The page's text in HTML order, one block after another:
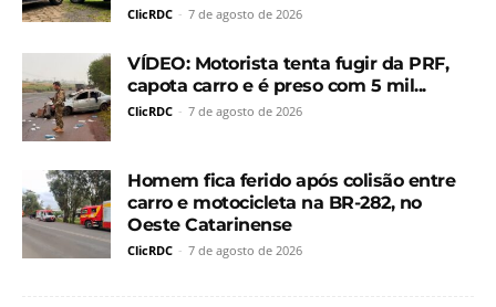
ClicRDC - 7 de agosto de 2026
VÍDEO: Motorista tenta fugir da PRF,
capota carro e é preso com 5 mil...
ClicRDC - 7 de agosto de 2026
Homem fica ferido após colisão entre
carro e motocicleta na BR-282, no
Oeste Catarinense
ClicRDC - 7 de agosto de 2026